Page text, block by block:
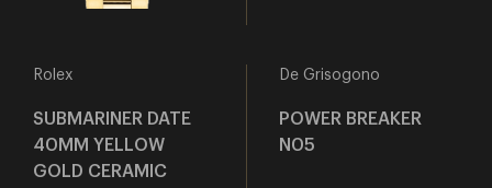
Rolex
SUBMARINER DATE
40MM YELLOW
GOLD CERAMIC
De Grisogono
POWER BREAKER
N05